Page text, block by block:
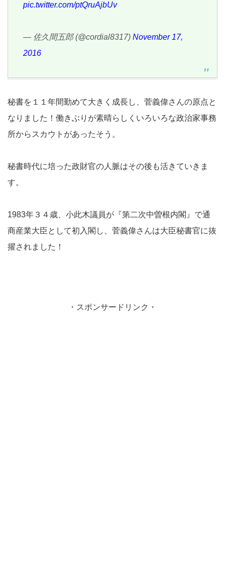
pic.twitter.com/ptQruAjbUv
— 佐久間五郎 (@cordial8317) November 17,
2016
秘書を１１年間勤めて大きく成長し、菅義偉さんの原点と
なりました！働きぶりが素晴らしくいろいろな政治家事務
所からスカウトがあったそう。
秘書時代に培った政財官の人脈はその後も活きていきま
す。
1983年３４歳、小此木議員が『第二次中曽根内閣』で通
商産業大臣として初入閣し、菅義偉さんは大臣秘書官に抜
擢されました！
・スポンサードリンク・